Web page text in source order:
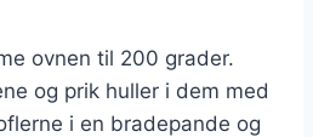
ovnen til 200 grader.
og prik huller i dem med
i en bradepande og